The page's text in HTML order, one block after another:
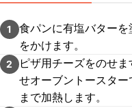
1
食パンに有塩バター
をかけます。
2
ピザ用チーズをのせ
せオーブントースタ
まで加熱します。